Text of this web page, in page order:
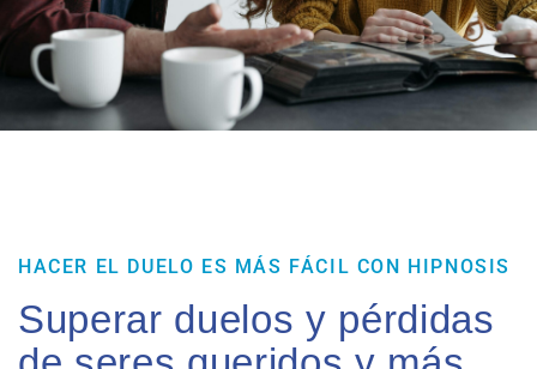
HACER EL DUELO ES MÁS FÁCIL CON HIPNOSIS
Superar duelos y pérdidas